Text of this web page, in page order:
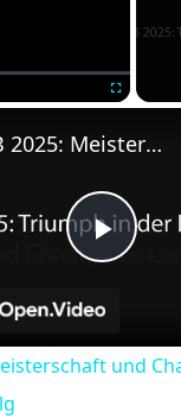
Play
BVB 2025: Meisterschaft und Champions League-Erfolg
und